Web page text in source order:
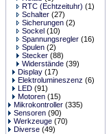
RTC (Echtzeituhr) (1)
Schalter (27)
Sicherungen (2)
Sockel (10)
Spannungsregler (16)
Spulen (2)
Stecker (88)
Widerstände (39)
Display (17)
Elektrolumineszenz (6)
LED (91)
Motoren (15)
Mikrokontroller (335)
Sensoren (90)
Werkzeuge (70)
Diverse (49)